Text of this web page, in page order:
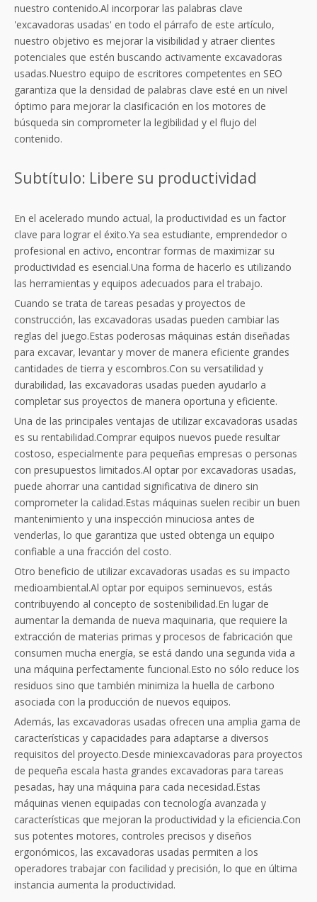
nuestro contenido.Al incorporar las palabras clave
'excavadoras usadas' en todo el párrafo de este artículo,
nuestro objetivo es mejorar la visibilidad y atraer clientes
potenciales que estén buscando activamente excavadoras
usadas.Nuestro equipo de escritores competentes en SEO
garantiza que la densidad de palabras clave esté en un nivel
óptimo para mejorar la clasificación en los motores de
búsqueda sin comprometer la legibilidad y el flujo del
contenido.
Subtítulo: Libere su productividad
En el acelerado mundo actual, la productividad es un factor
clave para lograr el éxito.Ya sea estudiante, emprendedor o
profesional en activo, encontrar formas de maximizar su
productividad es esencial.Una forma de hacerlo es utilizando
las herramientas y equipos adecuados para el trabajo.
Cuando se trata de tareas pesadas y proyectos de
construcción, las excavadoras usadas pueden cambiar las
reglas del juego.Estas poderosas máquinas están diseñadas
para excavar, levantar y mover de manera eficiente grandes
cantidades de tierra y escombros.Con su versatilidad y
durabilidad, las excavadoras usadas pueden ayudarlo a
completar sus proyectos de manera oportuna y eficiente.
Una de las principales ventajas de utilizar excavadoras usadas
es su rentabilidad.Comprar equipos nuevos puede resultar
costoso, especialmente para pequeñas empresas o personas
con presupuestos limitados.Al optar por excavadoras usadas,
puede ahorrar una cantidad significativa de dinero sin
comprometer la calidad.Estas máquinas suelen recibir un buen
mantenimiento y una inspección minuciosa antes de
venderlas, lo que garantiza que usted obtenga un equipo
confiable a una fracción del costo.
Otro beneficio de utilizar excavadoras usadas es su impacto
medioambiental.Al optar por equipos seminuevos, estás
contribuyendo al concepto de sostenibilidad.En lugar de
aumentar la demanda de nueva maquinaria, que requiere la
extracción de materias primas y procesos de fabricación que
consumen mucha energía, se está dando una segunda vida a
una máquina perfectamente funcional.Esto no sólo reduce los
residuos sino que también minimiza la huella de carbono
asociada con la producción de nuevos equipos.
Además, las excavadoras usadas ofrecen una amplia gama de
características y capacidades para adaptarse a diversos
requisitos del proyecto.Desde miniexcavadoras para proyectos
de pequeña escala hasta grandes excavadoras para tareas
pesadas, hay una máquina para cada necesidad.Estas
máquinas vienen equipadas con tecnología avanzada y
características que mejoran la productividad y la eficiencia.Con
sus potentes motores, controles precisos y diseños
ergonómicos, las excavadoras usadas permiten a los
operadores trabajar con facilidad y precisión, lo que en última
instancia aumenta la productividad.